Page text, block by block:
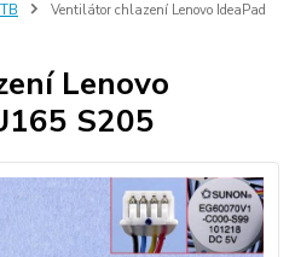
Ventilátor chlazení Lenovo IdeaPad
Lenovo
S205